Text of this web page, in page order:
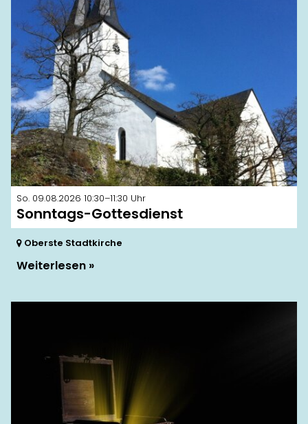
So. 09.08.2026 10:30–11:30 Uhr
Sonntags-Gottesdienst
Oberste Stadtkirche
Weiterlesen